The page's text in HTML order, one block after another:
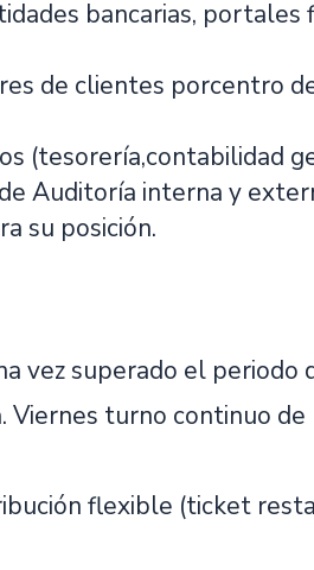
bancarias, portales
de clientes porcentro
(tesorería,contabilidad
Auditoría interna y
su posición.
vez superado el periodo
turno continuo de
flexible (ticket